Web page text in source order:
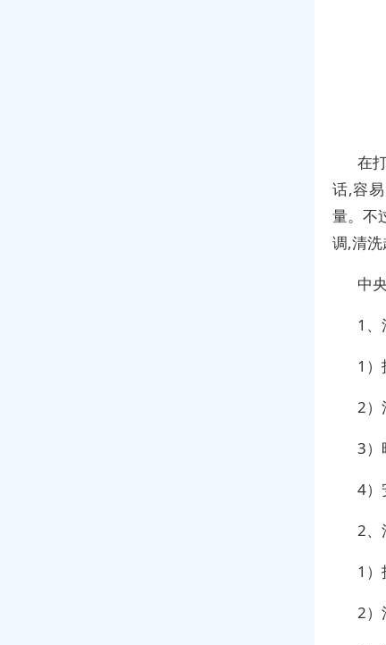
在
话,容
量。不
调,清洗
中
1、
1）
2）
3）
4）
2、
1）
2）